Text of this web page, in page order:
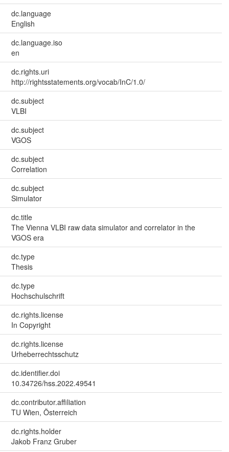
dc.language
English
dc.language.iso
en
dc.rights.uri
http://rightsstatements.org/vocab/InC/1.0/
dc.subject
VLBI
dc.subject
VGOS
dc.subject
Correlation
dc.subject
Simulator
dc.title
The Vienna VLBI raw data simulator and correlator in the
VGOS era
dc.type
Thesis
dc.type
Hochschulschrift
dc.rights.license
In Copyright
dc.rights.license
Urheberrechtsschutz
dc.identifier.doi
10.34726/hss.2022.49541
dc.contributor.affiliation
TU Wien, Österreich
dc.rights.holder
Jakob Franz Gruber